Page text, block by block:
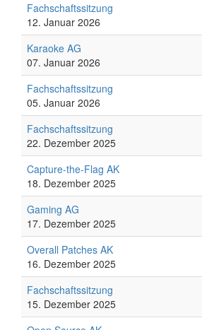
Fachschaftssitzung
12. Januar 2026
Karaoke AG
07. Januar 2026
Fachschaftssitzung
05. Januar 2026
Fachschaftssitzung
22. Dezember 2025
Capture-the-Flag AK
18. Dezember 2025
Gaming AG
17. Dezember 2025
Overall Patches AK
16. Dezember 2025
Fachschaftssitzung
15. Dezember 2025